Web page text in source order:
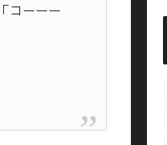
コーーー